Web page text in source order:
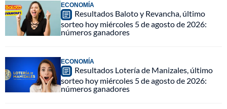
ECONOMÍA
Resultados Baloto y Revancha, último
sorteo hoy miércoles 5 de agosto de 2026:
números ganadores
ECONOMÍA
Resultados Lotería de Manizales, último
sorteo hoy miércoles 5 de agosto de 2026:
números ganadores